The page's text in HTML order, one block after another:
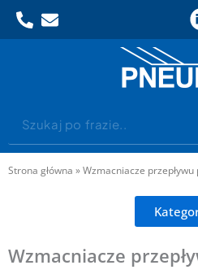
Przejdź
Strona główna »Wzmacniacze
Wzmacniacze